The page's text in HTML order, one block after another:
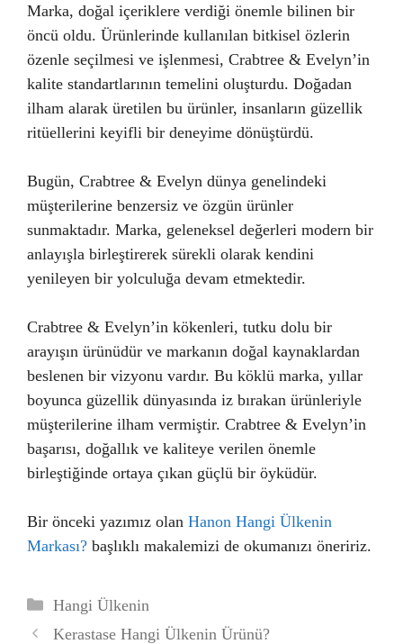
Marka, doğal içeriklere verdiği önemle bilinen bir
öncü oldu. Ürünlerinde kullanılan bitkisel özlerin
özenle seçilmesi ve işlenmesi, Crabtree & Evelyn’in
kalite standartlarının temelini oluşturdu. Doğadan
ilham alarak üretilen bu ürünler, insanların güzellik
ritüellerini keyifli bir deneyime dönüştürdü.
Bugün, Crabtree & Evelyn dünya genelindeki
müşterilerine benzersiz ve özgün ürünler
sunmaktadır. Marka, geleneksel değerleri modern bir
anlayışla birleştirerek sürekli olarak kendini
yenileyen bir yolculuğa devam etmektedir.
Crabtree & Evelyn’in kökenleri, tutku dolu bir
arayışın ürünüdür ve markanın doğal kaynaklardan
beslenen bir vizyonu vardır. Bu köklü marka, yıllar
boyunca güzellik dünyasında iz bırakan ürünleriyle
müşterilerine ilham vermiştir. Crabtree & Evelyn’in
başarısı, doğallık ve kaliteye verilen önemle
birleştiğinde ortaya çıkan güçlü bir öyküdür.
Bir önceki yazımız olan Hanon Hangi Ülkenin
Markası? başlıklı makalemizi de okumanızı öneririz.
Kategoriler
Hangi Ülkenin
Kerastase Hangi Ülkenin Ürünü?